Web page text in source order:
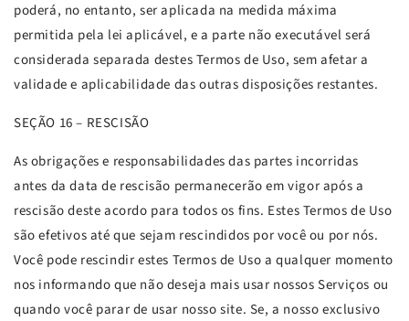
poderá, no entanto, ser aplicada na medida máxima
permitida pela lei aplicável, e a parte não executável será
considerada separada destes Termos de Uso, sem afetar a
validade e aplicabilidade das outras disposições restantes.
SEÇÃO 16 – RESCISÃO
As obrigações e responsabilidades das partes incorridas
antes da data de rescisão permanecerão em vigor após a
rescisão deste acordo para todos os fins. Estes Termos de Uso
são efetivos até que sejam rescindidos por você ou por nós.
Você pode rescindir estes Termos de Uso a qualquer momento
nos informando que não deseja mais usar nossos Serviços ou
quando você parar de usar nosso site. Se, a nosso exclusivo